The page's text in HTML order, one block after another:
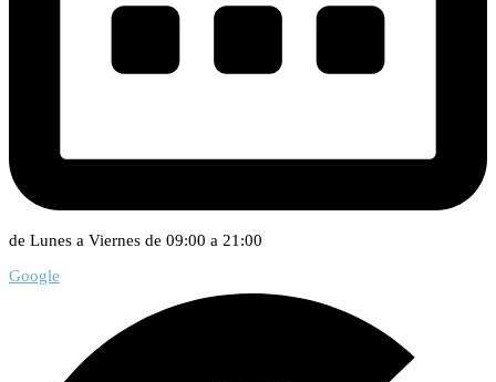
de Lunes a Viernes de 09:00 a 21:00
Google